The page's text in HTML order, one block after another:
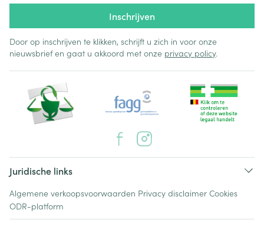
Inschrijven
Door op inschrijven te klikken, schrijft u zich in voor onze
nieuwsbrief en gaat u akkoord met onze privacy policy.
Juridische links
Algemene verkoopsvoorwaarden Privacy disclaimer Cookies
ODR-platform